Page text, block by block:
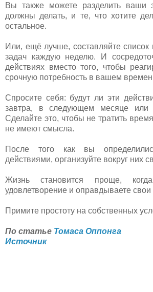
Вы также можете разделить ваши
должны делать, и те, что хотите
остальное.
Или, ещё лучше, составляйте
задач каждую неделю. И
действиях вместо того, чтобы
срочную потребность в вашем
Спросите себя: будут ли эти
завтра, в следующем месяце или
Сделайте это, чтобы не тратить
не имеют смысла.
После того как вы
действиями, организуйте вокруг них
Жизнь становится проще,
удовлетворение и оправдываете
Примите простоту на собственных
По статье Томаса Оппонга
Источник